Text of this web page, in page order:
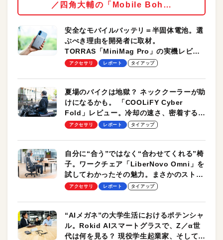
／四角大輔の「Mobile Boh…
安全なモバイルバッテリ＝半固体電池。選
ぶべき理由を開発者に取材。
TORRAS「MiniMag Pro」の実機レビュ
ーも
アクセサリ レポート タイアップ
夏場のバイクは地獄？ ネッククーラーが助
けになるかも。 「COOLiFY Cyber
Fold」レビュー。冷却の速さ、密着する冷
却プレート、シンプルな操作性がグッド！
アクセサリ レポート タイアップ
自分に“合う”ではなく“合わせてくれる”椅
子。ワークチェア「LiberNovo Omni」を
試してわかったその魅力。まさかのストレ
ッチ機能も搭載
アクセサリ レポート タイアップ
“AIメガネ”の大学生活におけるポテンシャ
ル。Rokid AIスマートグラスで、Z／α世
代は何を見る？ 現役学生起業家、そして教